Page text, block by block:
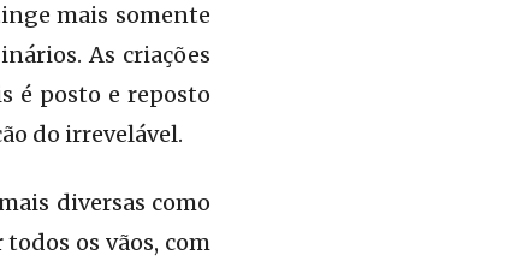
mais somente
As criações
é posto e reposto
do irrevelável.
diversas como
os vãos, com